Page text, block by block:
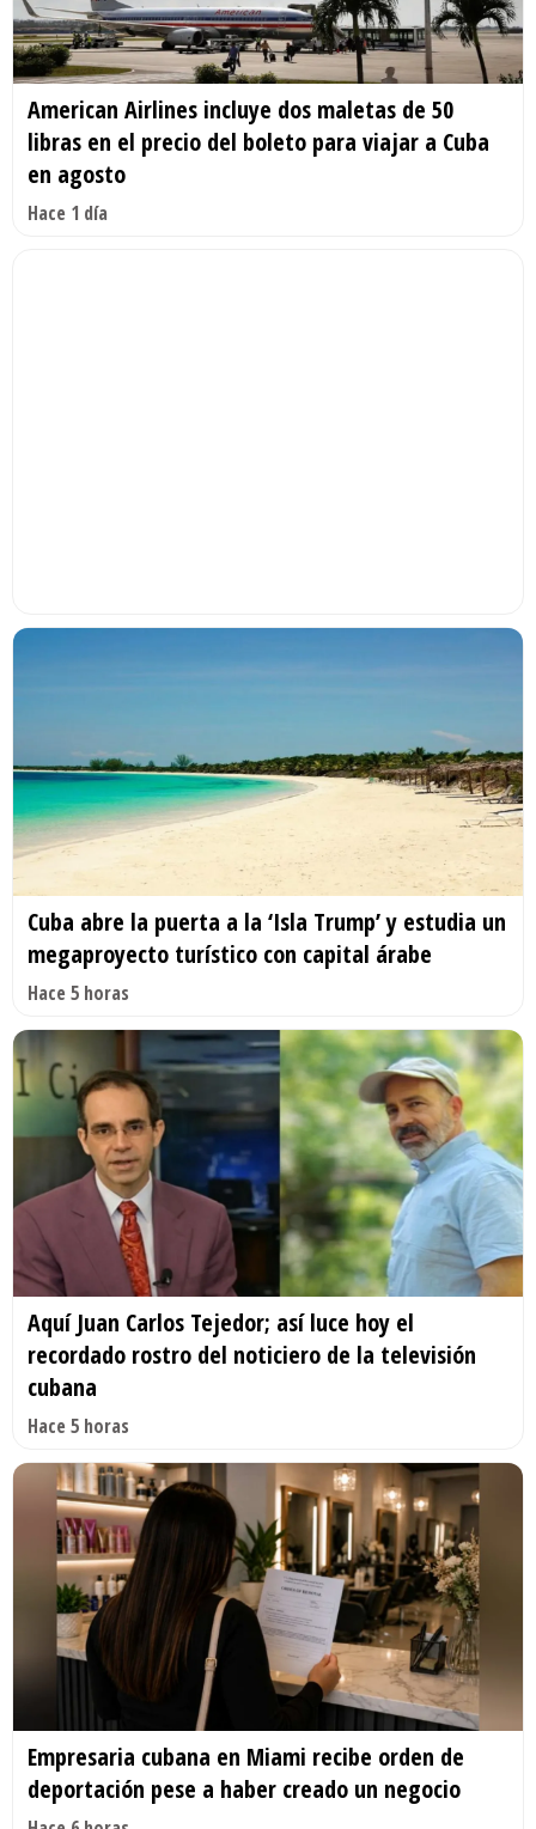
American Airlines incluye dos maletas de 50
libras en el precio del boleto para viajar a Cuba
en agosto
Hace 1 día
Cuba abre la puerta a la ‘Isla Trump’ y estudia un
megaproyecto turístico con capital árabe
Hace 5 horas
Aquí Juan Carlos Tejedor; así luce hoy el
recordado rostro del noticiero de la televisión
cubana
Hace 5 horas
Empresaria cubana en Miami recibe orden de
deportación pese a haber creado un negocio